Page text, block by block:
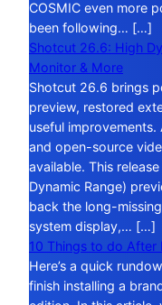
COSMIC even more
been following… […]
Shotcut 26.6: High
Monitor & More
Shotcut 26.6 brings
preview, restored
useful
and open-source
available. This
Dynamic Range)
back the long-
system display,… […]
10 Things to do After
Here’s a quick
finish installing a